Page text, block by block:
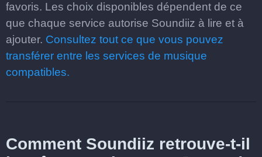
favoris. Les choix disponibles dépendent de ce
que chaque service autorise Soundiiz à lire et à
ajouter. Consultez tout ce que vous pouvez
transférer entre les services de musique
compatibles.
Comment Soundiiz retrouve-t-il